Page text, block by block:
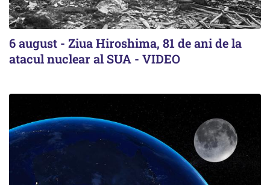
6 august - Ziua Hiroshima, 81 de ani de la
atacul nuclear al SUA - VIDEO